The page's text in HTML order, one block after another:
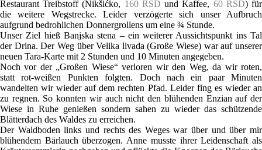
Restaurant Treibstoff (Nikšićko, 160 RSD und Kaffee, 60 RSD) für
die weitere Wegstrecke. Leider verzögerte sich unser Aufbruch
aufgrund bedrohlichen Donnergrollens um eine ¾ Stunde.
Unser Ziel hieß Banjska stena – ein weiterer Aussichtspunkt ins Tal
der Drina. Der Weg über Velika livada (Große Wiese) war auf unserer
neuen Tara-Karte mit 2 Stunden und 10 Minuten angegeben.
Noch vor der „Großen Wiese“ verloren wir den Weg, da wir roten,
statt rot-weißen Punkten folgten. Doch nach ein paar Minuten
wandelten wir wieder auf dem rechten Pfad. Leider fing es wieder an
zu regnen. So konnten wir auch nicht den blühenden Enzian auf der
Wiese in Ruhe genießen sondern sahen zu wieder das schützende
Blätterdach des Waldes zu erreichen.
Der Waldboden links und rechts des Weges war über und über mir
blühendem Bärlauch überzogen. Anne musste ihrer Leidenschaft als